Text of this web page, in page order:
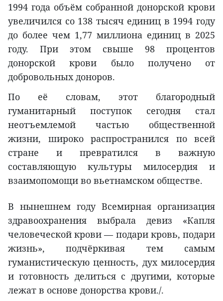
1994 года объём собранной донорской крови
увеличился со 138 тысяч единиц в 1994 году
до более чем 1,77 миллиона единиц в 2025
году. При этом свыше 98 процентов
донорской крови было получено от
добровольных доноров.
По её словам, этот благородный
гуманитарный поступок сегодня стал
неотъемлемой частью общественной
жизни, широко распространился по всей
стране и превратился в важную
составляющую культуры милосердия и
взаимопомощи во вьетнамском обществе.
В нынешнем году Всемирная организация
здравоохранения выбрала девиз «Капля
человеческой крови — подари кровь, подари
жизнь», подчёркивая тем самым
гуманистическую ценность, дух милосердия
и готовность делиться с другими, которые
лежат в основе донорства крови./.